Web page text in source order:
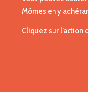
Mômes en y
Cliquez sur l’action